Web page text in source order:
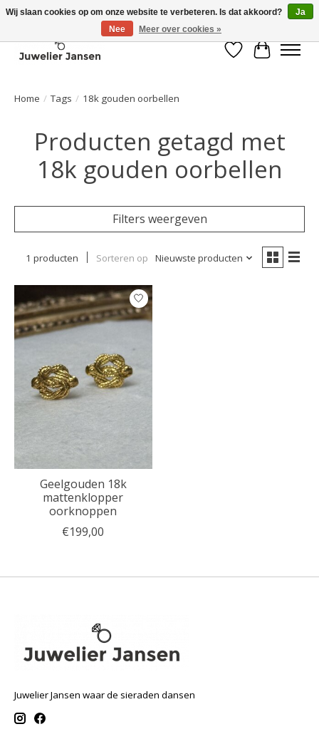
Verlanglijst
Home / Tags / 18k gouden oorbellen
Producten getagd met
18k gouden oorbellen
Filters weergeven
1 producten Sorteren op Nieuwste producten
Geelgouden 18k
mattenklopper
oorknoppen
€199,00
Juwelier Jansen waar de sieraden dansen
Wij slaan cookies op om onze website te verbeteren. Is dat akkoord?
Ja
Nee
Meer over cookies »